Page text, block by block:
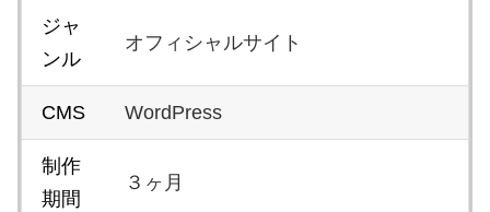
ジャ
ンル
オフィシャルサイト
CMS WordPress
制作
期間
３ヶ月